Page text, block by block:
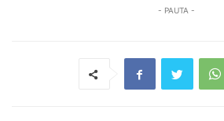
- PAUTA -